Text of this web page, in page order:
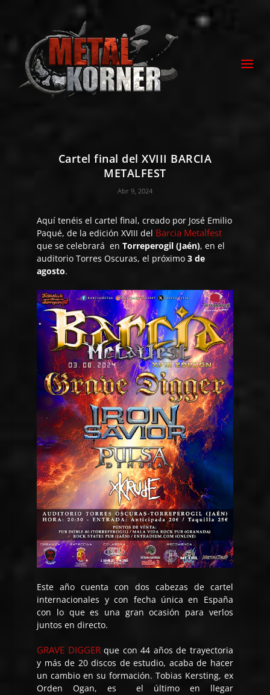
Cartel final del XVIII BARCIA
METALFEST
Abr 9, 2024
Aquí tenéis el cartel final, creado por José Emilio
Paqué, de la edición XVIII del Barcia Metalfest
que se celebrará enTorreperogil (Jaén), en el
auditorio Torres Oscuras, el próximo 3 de
agosto.
Este año cuenta con dos cabezas de cartel
internacionales y con fecha única en España
con lo que es una gran ocasión para verlos
juntos en directo.
GRAVE DIGGERque con 44 años de trayectoria
y más de 20 discos de estudio, acaba de hacer
un cambio en su formación. Tobias Kersting, ex
Orden Ogan, es el último en llegar